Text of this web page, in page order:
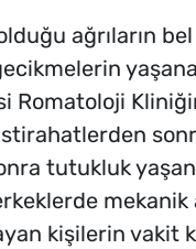
ağrıların
Romatoloji
tutukluk
mekanik
kişilerin vakit